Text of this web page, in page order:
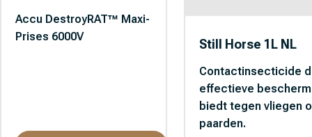
Accu DestroyRAT™ Maxi-
Prises 6000V
Still Horse 1L NL
Contactinsecticide
effectieve
biedt tegen vliegen
paarden.